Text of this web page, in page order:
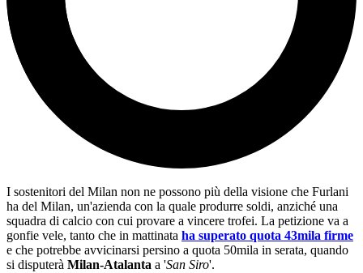
I sostenitori del Milan non ne possono più della visione che Furlani
ha del Milan, un'azienda con la quale produrre soldi, anziché una
squadra di calcio con cui provare a vincere trofei. La petizione va a
gonfie vele, tanto che in mattinata ha superato quota 43mila firme
e che potrebbe avvicinarsi persino a quota 50mila in serata, quando
si disputerà Milan-Atalanta a 'San Siro'.